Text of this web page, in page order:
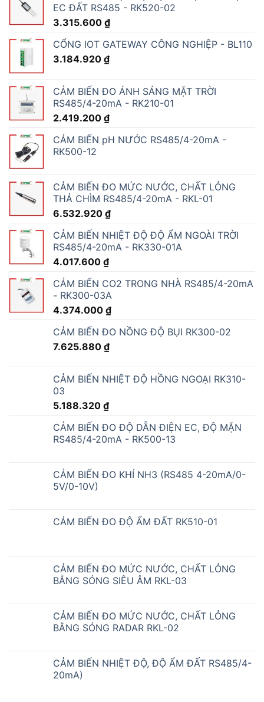
EC ĐẤT RS485 - RK520-02
3.315.600 ₫
CỔNG IOT GATEWAY CÔNG NGHIỆP - BL110
3.184.920 ₫
CẢM BIẾN ĐO ÁNH SÁNG MẶT TRỜI
RS485/4-20mA - RK210-01
2.419.200 ₫
CẢM BIẾN pH NƯỚC RS485/4-20mA -
RK500-12
CẢM BIẾN ĐO MỨC NƯỚC, CHẤT LỎNG
THẢ CHÌM RS485/4-20mA - RKL-01
6.532.920 ₫
CẢM BIẾN NHIỆT ĐỘ ĐỘ ẨM NGOÀI TRỜI
RS485/4-20mA - RK330-01A
4.017.600 ₫
CẢM BIẾN CO2 TRONG NHÀ RS485/4-20mA
- RK300-03A
4.374.000 ₫
CẢM BIẾN ĐO NỒNG ĐỘ BỤI RK300-02
7.625.880 ₫
CẢM BIẾN NHIỆT ĐỘ HỒNG NGOẠI RK310-
03
5.188.320 ₫
CẢM BIẾN ĐO ĐỘ DẪN ĐIỆN EC, ĐỘ MẶN
RS485/4-20mA - RK500-13
CẢM BIẾN ĐO KHÍ NH3 (RS485 4-20mA/0-
5V/0-10V)
CẢM BIẾN ĐO ĐỘ ẨM ĐẤT RK510-01
CẢM BIẾN ĐO MỨC NƯỚC, CHẤT LỎNG
BẰNG SÓNG SIÊU ÂM RKL-03
CẢM BIẾN ĐO MỨC NƯỚC, CHẤT LỎNG
BẰNG SÓNG RADAR RKL-02
CẢM BIẾN NHIỆT ĐỘ, ĐỘ ẨM ĐẤT RS485/4-
20mA)